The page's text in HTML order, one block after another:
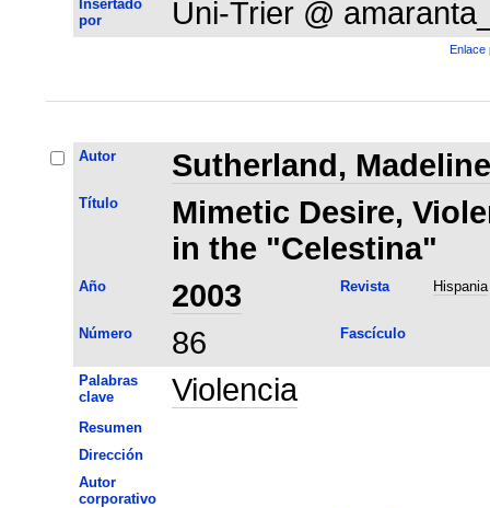
Insertado
por
Uni-Trier @
Enlace
Autor Sutherland, Madeline
Título
Mimetic Desire,
in the "Celestina"
Año 2003 Revista Hispania
Número 86 Fascículo
Palabras
clave
Violencia
Resumen
Dirección
Autor
corporativo